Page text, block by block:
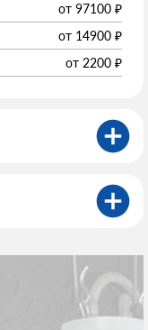
от 97100 ₽
от 14900 ₽
от 2200 ₽